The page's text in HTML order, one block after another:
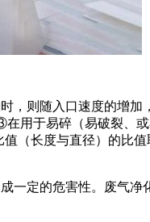
则随入口速度的增加
用于易碎（易破裂、
（长度与直径）的比
一定的危害性。废气净